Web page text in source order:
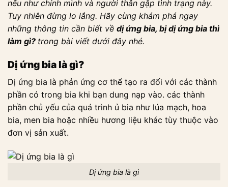
nếu như chính mình và người thân gặp tình trạng này.
Tuy nhiên đừng lo lắng. Hãy cùng khám phá ngay
những thông tin cần biết về dị ứng bia, bị dị ứng bia thì
làm gì? trong bài viết dưới đây nhé.
Dị ứng bia là gì?
Dị ứng bia là phản ứng cơ thể tạo ra đối với các thành
phần có trong bia khi bạn dung nạp vào. các thành
phần chủ yếu của quá trình ủ bia như lúa mạch, hoa
bia, men bia hoặc nhiều hương liệu khác tùy thuộc vào
đơn vị sản xuất.
Dị ứng bia là gì